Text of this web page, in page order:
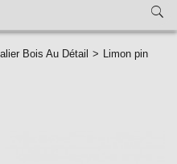
Bois Au Détail > Limon pin